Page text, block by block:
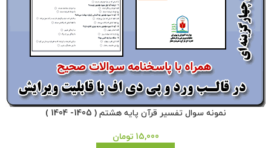
نمونه سوال تفسیر قرآن پایه هشتم ( 1405- 1404 )
15,000 تومان